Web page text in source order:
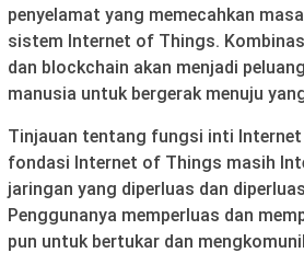
penyelamat yang memecahkan
sistem Internet of Things.
dan blockchain akan menjadi
manusia untuk bergerak menuju
Tinjauan tentang fungsi inti
fondasi Internet of Things masih
jaringan yang diperluas dan
Penggunanya memperluas dan
pun untuk bertukar dan